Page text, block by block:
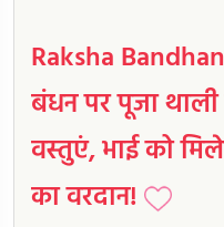
Raksha
बंधन पर पूजा
वस्तुएं, भाई को
का वरदान!